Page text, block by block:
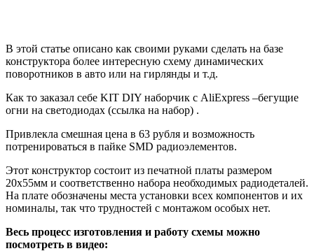
В этой статье описано как своими руками сделать на базе
конструктора более интересную схему динамических
поворотников в авто или на гирлянды и т.д.
Как то заказал себе KIT DIY наборчик с AliExpress –бегущие
огни на светодиодах (ссылка на набор) .
Привлекла смешная цена в 63 рубля и возможность
потренироваться в пайке SMD радиоэлементов.
Этот конструктор состоит из печатной платы размером
20х55мм и соответственно набора необходимых радиодеталей.
На плате обозначены места установки всех компонентов и их
номиналы, так что трудностей с монтажом особых нет.
Весь процесс изготовления и работу схемы можно
посмотреть в видео: